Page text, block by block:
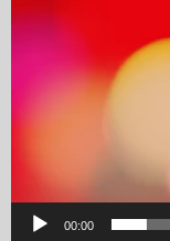
00:00